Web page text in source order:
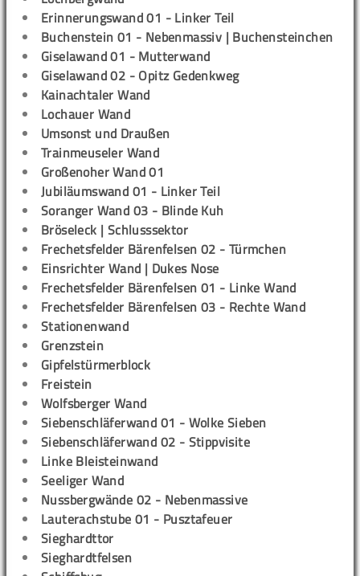
Erinnerungswand 01 - Linker Teil
Buchenstein 01 - Nebenmassiv | Buchensteinchen
Giselawand 01 - Mutterwand
Giselawand 02 - Opitz Gedenkweg
Kainachtaler Wand
Lochauer Wand
Umsonst und Draußen
Trainmeuseler Wand
Großenoher Wand 01
Jubiläumswand 01 - Linker Teil
Soranger Wand 03 - Blinde Kuh
Bröseleck | Schlusssektor
Frechetsfelder Bärenfelsen 02 - Türmchen
Einsrichter Wand | Dukes Nose
Frechetsfelder Bärenfelsen 01 - Linke Wand
Frechetsfelder Bärenfelsen 03 - Rechte Wand
Stationenwand
Grenzstein
Gipfelstürmerblock
Freistein
Wolfsberger Wand
Siebenschläferwand 01 - Wolke Sieben
Siebenschläferwand 02 - Stippvisite
Linke Bleisteinwand
Seeliger Wand
Nussbergwände 02 - Nebenmassive
Lauterachstube 01 - Pusztafeuer
Sieghardttor
Sieghardtfelsen